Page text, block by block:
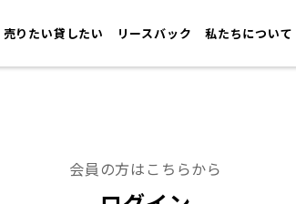
売りたい貸したい リースバック 私たちについて
会員の方はこちらから